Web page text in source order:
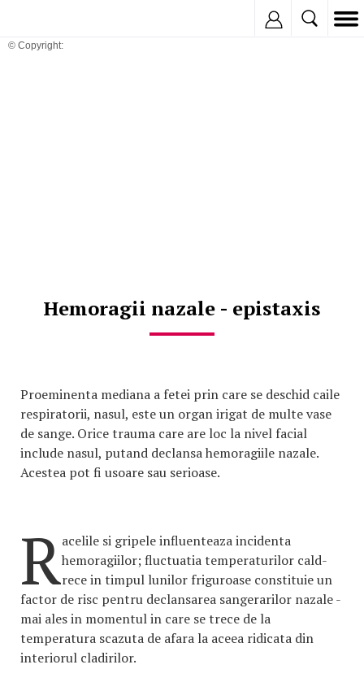
© Copyright:
Hemoragii nazale - epistaxis
Proeminenta mediana a fetei prin care se deschid caile
respiratorii, nasul, este un organ irigat de multe vase
de sange. Orice trauma care are loc la nivel facial
include nasul, putand declansa hemoragiile nazale.
Acestea pot fi usoare sau serioase.
Racelile si gripele influenteaza incidenta
hemoragiilor; fluctuatia temperaturilor cald-
rece in timpul lunilor friguroase constituie un
factor de risc pentru declansarea sangerarilor nazale -
mai ales in momentul in care se trece de la
temperatura scazuta de afara la aceea ridicata din
interiorul cladirilor.